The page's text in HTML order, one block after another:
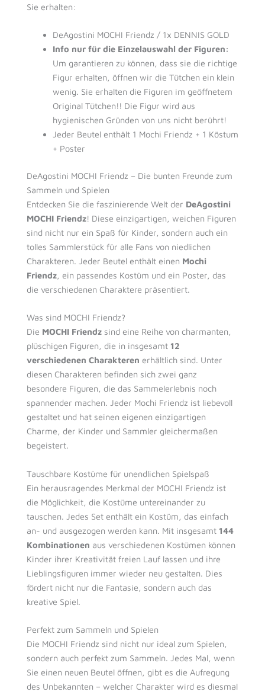
Sie erhalten:
DeAgostini MOCHI Friendz / 1x DENNIS GOLD
Info nur für die Einzelauswahl der Figuren:
Um garantieren zu können, dass sie die richtige
Figur erhalten, öffnen wir die Tütchen ein klein
wenig. Sie erhalten die Figuren im geöffnetem
Original Tütchen!! Die Figur wird aus
hygienischen Gründen von uns nicht berührt!
Jeder Beutel enthält 1 Mochi Friendz + 1 Köstum
+ Poster
DeAgostini MOCHI Friendz – Die bunten Freunde zum
Sammeln und Spielen
Entdecken Sie die faszinierende Welt der DeAgostini
MOCHI Friendz! Diese einzigartigen, weichen Figuren
sind nicht nur ein Spaß für Kinder, sondern auch ein
tolles Sammlerstück für alle Fans von niedlichen
Charakteren. Jeder Beutel enthält einen Mochi
Friendz, ein passendes Kostüm und ein Poster, das
die verschiedenen Charaktere präsentiert.
Was sind MOCHI Friendz?
Die MOCHI Friendz sind eine Reihe von charmanten,
plüschigen Figuren, die in insgesamt 12
verschiedenen Charakteren erhältlich sind. Unter
diesen Charakteren befinden sich zwei ganz
besondere Figuren, die das Sammelerlebnis noch
spannender machen. Jeder Mochi Friendz ist liebevoll
gestaltet und hat seinen eigenen einzigartigen
Charme, der Kinder und Sammler gleichermaßen
begeistert.
Tauschbare Kostüme für unendlichen Spielspaß
Ein herausragendes Merkmal der MOCHI Friendz ist
die Möglichkeit, die Kostüme untereinander zu
tauschen. Jedes Set enthält ein Kostüm, das einfach
an- und ausgezogen werden kann. Mit insgesamt 144
Kombinationen aus verschiedenen Kostümen können
Kinder ihrer Kreativität freien Lauf lassen und ihre
Lieblingsfiguren immer wieder neu gestalten. Dies
fördert nicht nur die Fantasie, sondern auch das
kreative Spiel.
Perfekt zum Sammeln und Spielen
Die MOCHI Friendz sind nicht nur ideal zum Spielen,
sondern auch perfekt zum Sammeln. Jedes Mal, wenn
Sie einen neuen Beutel öffnen, gibt es die Aufregung
des Unbekannten – welcher Charakter wird es diesmal